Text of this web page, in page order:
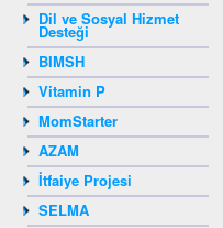
Dil ve Sosyal Hizmet
Desteği
BIMSH
Vitamin P
MomStarter
AZAM
İtfaiye Projesi
SELMA